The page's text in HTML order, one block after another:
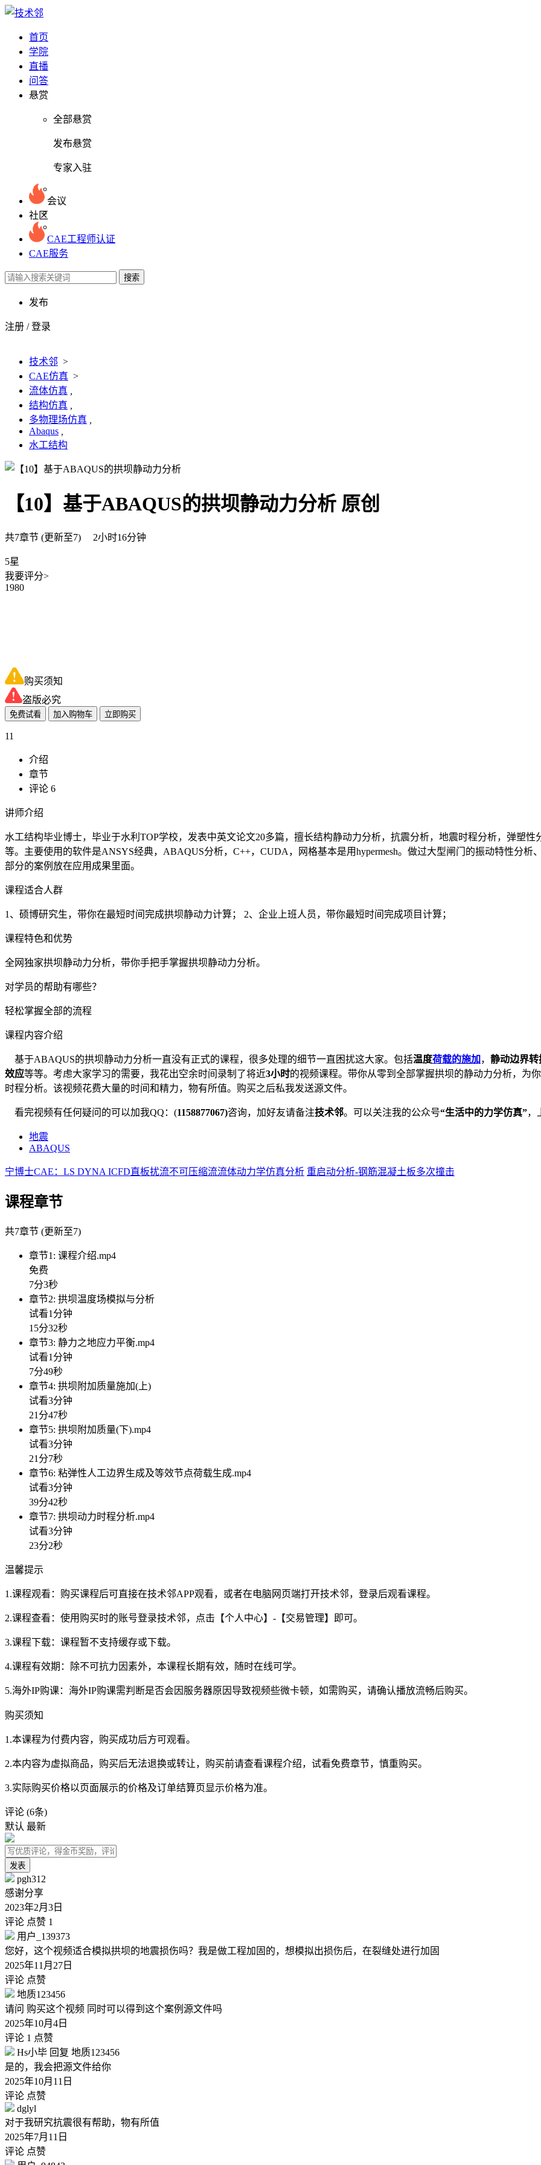
首页
学院
直播
问答
悬赏
全部悬赏
发布悬赏
专家入驻
会议
社区
CAE工程师认证
CAE服务
搜索
发布
注册 /登录
技术邻 >
CAE仿真 >
流体仿真
结构仿真
多物理场仿真
Abaqus
水工结构
【10】基于ABAQUS的拱坝静动力分析 原创
共7章节 (更新至7) 2小时16分钟
5星
我要评分>
1980
购买须知
盗版必究
免费试看 加入购物车 立即购买
11
介绍
章节
评论 6
讲师介绍
水工结构毕业博士，毕业于水利TOP学校，发表中英文论文20多篇，擅长结构静动力分析，抗震分析，地震时程分析，弹塑
等。主要使用的软件是ANSYS经典，ABAQUS分析，C++，CUDA，网格基本是用hypermesh。做过大型闸门的振动特性分析
部分的案例放在应用成果里面。
课程适合人群
1、硕博研究生，带你在最短时间完成拱坝静动力计算； 2、企业上班人员，带你最短时间完成项目计算；
课程特色和优势
全网独家拱坝静动力分析，带你手把手掌握拱坝静动力分析。
对学员的帮助有哪些？
轻松掌握全部的流程
课程内容介绍
基于ABAQUS的拱坝静动力分析一直没有正式的课程，很多处理的细节一直困扰这大家。包括温度荷载的施加 ， 静动边界转
效应等等。考虑大家学习的需要，我花出空余时间录制了将近3小时的视频课程。带你从零到全部掌握拱坝的静动力分析，为
时程分析。该视频花费大量的时间和精力，物有所值。购买之后私我发送源文件。
看完视频有任何疑问的可以加我QQ：(1158877067)咨询，加好友请备注技术邻。可以关注我的公众号“生活中的力学仿真”，
地震
ABAQUS
宁博士CAE：LS DYNA ICFD直板扰流不可压缩流流体动力学仿真分析 重启动分析-钢筋混凝土板多次撞击
课程章节
共7章节 (更新至7)
章节1: 课程介绍.mp4
免费
7分3秒
章节2: 拱坝温度场模拟与分析
试看1分钟
15分32秒
章节3: 静力之地应力平衡.mp4
试看1分钟
7分49秒
章节4: 拱坝附加质量施加(上)
试看3分钟
21分47秒
章节5: 拱坝附加质量(下).mp4
试看3分钟
21分7秒
章节6: 粘弹性人工边界生成及等效节点荷载生成.mp4
试看3分钟
39分42秒
章节7: 拱坝动力时程分析.mp4
试看3分钟
23分2秒
温馨提示
1.课程观看：购买课程后可直接在技术邻APP观看，或者在电脑网页端打开技术邻，登录后观看课程。
2.课程查看：使用购买时的账号登录技术邻，点击【个人中心】-【交易管理】即可。
3.课程下载：课程暂不支持缓存或下载。
4.课程有效期：除不可抗力因素外，本课程长期有效，随时在线可学。
5.海外IP购课：海外IP购课需判断是否会因服务器原因导致视频些微卡顿，如需购买，请确认播放流畅后购买。
购买须知
1.本课程为付费内容，购买成功后方可观看。
2.本内容为虚拟商品，购买后无法退换或转让，购买前请查看课程介绍，试看免费章节，慎重购买。
3.实际购买价格以页面展示的价格及订单结算页显示价格为准。
评论 (6条)
默认 最新
发表
pgh312
感谢分享
2023年2月3日
评论 点赞 1
用户_139373
您好，这个视频适合模拟拱坝的地震损伤吗？我是做工程加固的，想模拟出损伤后，在裂缝处进行加固
2025年11月27日
评论 点赞
地质123456
请问 购买这个视频 同时可以得到这个案例源文件吗
2025年10月4日
评论 1 点赞
Hs小毕 回复 地质123456
是的，我会把源文件给你
2025年10月11日
评论 点赞
dglyl
对于我研究抗震很有帮助，物有所值
2025年7月11日
评论 点赞